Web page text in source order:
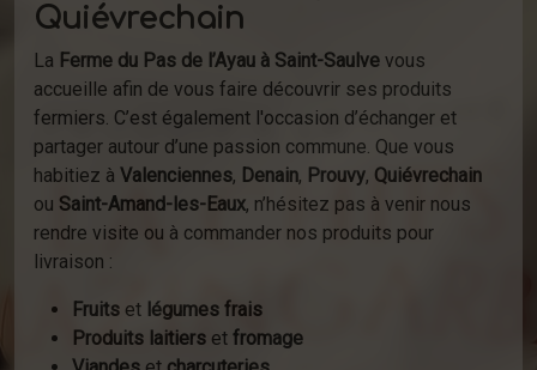
Quiévrechain
La Ferme du Pas de l’Ayau à Saint-Saulve vous
accueille afin de vous faire découvrir ses produits
fermiers. C’est également l'occasion d’échanger et
partager autour d’une passion commune. Que vous
habitiez à Valenciennes, Denain, Prouvy, Quiévrechain
ou Saint-Amand-les-Eaux, n’hésitez pas à venir nous
rendre visite ou à commander nos produits pour
livraison :
Fruits et légumes frais
Produits laitiers et fromage